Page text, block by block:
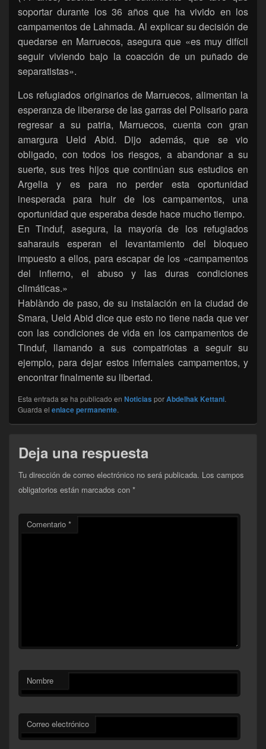
soportar durante los 36 años que ha vivido en los
campamentos de Lahmada. Al explicar su decisión de
quedarse en Marruecos, asegura que «es muy difícil
seguir viviendo bajo la coacción de un puñado de
separatistas».
Los refugiados originarios de Marruecos, alimentan la
esperanza de liberarse de las garras del Polisario para
regresar a su patria, Marruecos, cuenta con gran
amargura Ueld Abid. Dijo además, que se vio
obligado, con todos los riesgos, a abandonar a su
suerte, sus tres hijos que continúan sus estudios en
Argelia y es para no perder esta oportunidad
inesperada para huir de los campamentos, una
oportunidad que esperaba desde hace mucho tiempo.
En Tinduf, asegura, la mayoría de los refugiados
saharauis esperan el levantamiento del bloqueo
impuesto a ellos, para escapar de los «campamentos
del infierno, el abuso y las duras condiciones
climáticas.»
Hablàndo de paso, de su instalación en la ciudad de
Smara, Ueld Abid dice que esto no tiene nada que ver
con las condiciones de vida en los campamentos de
Tinduf, llamando a sus compatriotas a seguir su
ejemplo, para dejar estos infernales campamentos, y
encontrar finalmente su libertad.
Esta entrada se ha publicado en Noticias porAbdelhak Kettani.
Guarda el enlace permanente.
Deja una respuesta
Tu dirección de correo electrónico no será publicada. Los campos
obligatorios están marcados con *
Comentario *
Nombre
Correo electrónico